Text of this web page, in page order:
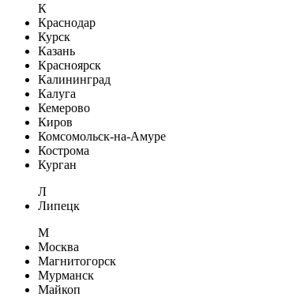
К
Краснодар
Курск
Казань
Красноярск
Калининград
Калуга
Кемерово
Киров
Комсомольск-на-Амуре
Кострома
Курган
Л
Липецк
М
Москва
Магнитогорск
Мурманск
Майкоп